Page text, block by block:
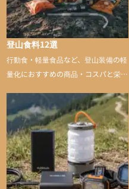
登山食料12選
行動食・軽量食品など、登山装備の軽
量化におすすめの商品・コスパと栄養